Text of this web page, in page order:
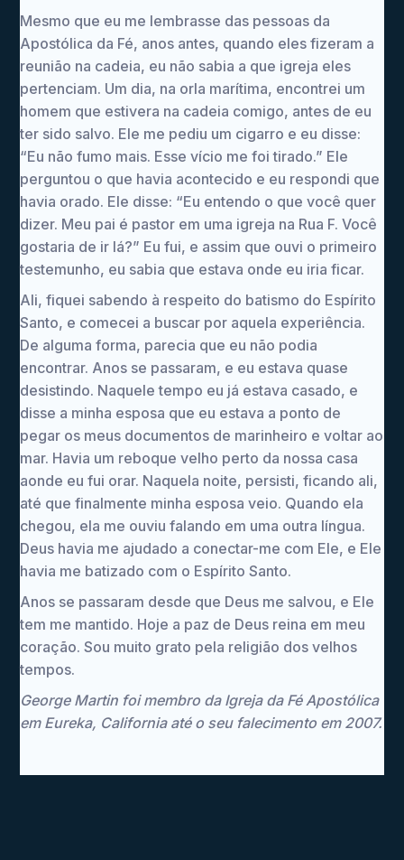
Mesmo que eu me lembrasse das pessoas da
Apostólica da Fé, anos antes, quando eles fizeram a
reunião na cadeia, eu não sabia a que igreja eles
pertenciam. Um dia, na orla marítima, encontrei um
homem que estivera na cadeia comigo, antes de eu
ter sido salvo. Ele me pediu um cigarro e eu disse:
“Eu não fumo mais. Esse vício me foi tirado.” Ele
perguntou o que havia acontecido e eu respondi que
havia orado. Ele disse: “Eu entendo o que você quer
dizer. Meu pai é pastor em uma igreja na Rua F. Você
gostaria de ir lá?” Eu fui, e assim que ouvi o primeiro
testemunho, eu sabia que estava onde eu iria ficar.
Ali, fiquei sabendo à respeito do batismo do Espírito
Santo, e comecei a buscar por aquela experiência.
De alguma forma, parecia que eu não podia
encontrar. Anos se passaram, e eu estava quase
desistindo. Naquele tempo eu já estava casado, e
disse a minha esposa que eu estava a ponto de
pegar os meus documentos de marinheiro e voltar ao
mar. Havia um reboque velho perto da nossa casa
aonde eu fui orar. Naquela noite, persisti, ficando ali,
até que finalmente minha esposa veio. Quando ela
chegou, ela me ouviu falando em uma outra língua.
Deus havia me ajudado a conectar-me com Ele, e Ele
havia me batizado com o Espírito Santo.
Anos se passaram desde que Deus me salvou, e Ele
tem me mantido. Hoje a paz de Deus reina em meu
coração. Sou muito grato pela religião dos velhos
tempos.
George Martin foi membro da Igreja da Fé Apostólica
em Eureka, California até o seu falecimento em 2007.